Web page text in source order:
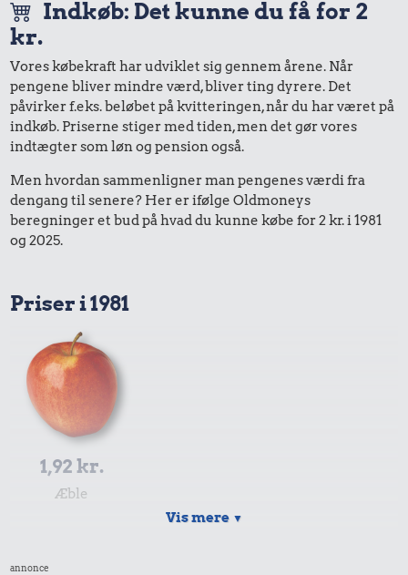
Indkøb: Det kunne du få for 2
kr.
Vores købekraft har udviklet sig gennem årene. Når
pengene bliver mindre værd, bliver ting dyrere. Det
påvirker f.eks. beløbet på kvitteringen, når du har været på
indkøb. Priserne stiger med tiden, men det gør vores
indtægter som løn og pension også.
Men hvordan sammenligner man pengenes værdi fra
dengang til senere? Her er ifølge Oldmoneys
beregninger et bud på hvad du kunne købe for 2 kr. i 1981
og 2025.
Priser i 1981
1,92 kr.
Æble
Vis mere ▼
annonce